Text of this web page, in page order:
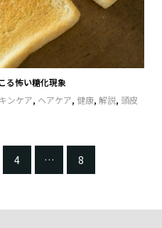
る怖い糖化現象
ンケア, ヘアケア, 健康, 解説, 頭皮
4 … 8